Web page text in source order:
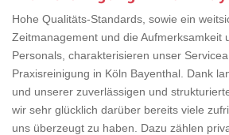
Hohe Qualitäts-Standards, sowie ein
Zeitmanagement und die Aufmerksamkeit
Personals, charakterisieren unser
Praxisreinigung in Köln Bayenthal. Dank
und unserer zuverlässigen und
wir sehr glücklich darüber bereits viele
uns überzeugt zu haben. Dazu zählen